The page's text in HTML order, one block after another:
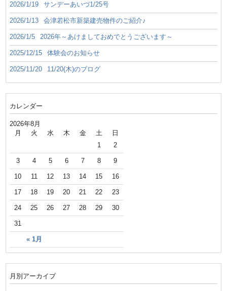
2026/1/19 サンデーあいづ1/25号
2026/1/13 会津若松市新築建売物件のご紹介♪
2026/1/5 2026年～あけましておめでとうございます～
2025/12/15 体験会のお知らせ
2025/11/20 11/20(木)のブログ
カレンダー
2026年8月
月 火 水 木 金 土 日
« 1月
1 2
3 4 5 6 7 8 9
10 11 12 13 14 15 16
17 18 19 20 21 22 23
24 25 26 27 28 29 30
31
月別アーカイブ